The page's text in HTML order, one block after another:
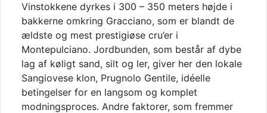
Vinstokkene dyrkes i 300 – 350 meters højde i
bakkerne omkring Gracciano, som er blandt de
ældste og mest prestigiøse cru’er i
Montepulciano. Jordbunden, som består af dybe
lag af køligt sand, silt og ler, giver her den lokale
Sangiovese klon, Prugnolo Gentile, idéelle
betingelser for en langsom og komplet
modningsproces. Andre faktorer, som fremmer